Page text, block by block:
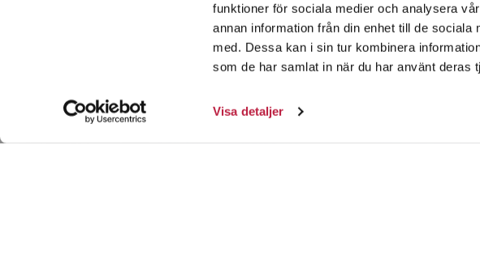
funktioner för sociala medier och analysera
annan information från din enhet till de
med. Dessa kan i sin tur kombinera
som de har samlat in när du har använt deras
Visa detaljer